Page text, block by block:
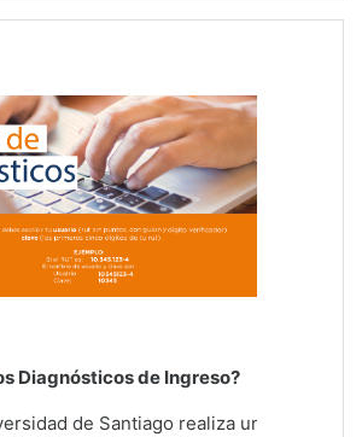
Diagnósticos de Ingreso?
de Santiago realiza una